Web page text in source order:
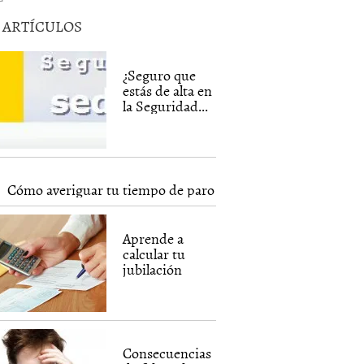
ARTÍCULOS
¿Seguro que
estás de alta en
la Seguridad...
Cómo averiguar tu tiempo de paro
Aprende a
calcular tu
jubilación
Consecuencias